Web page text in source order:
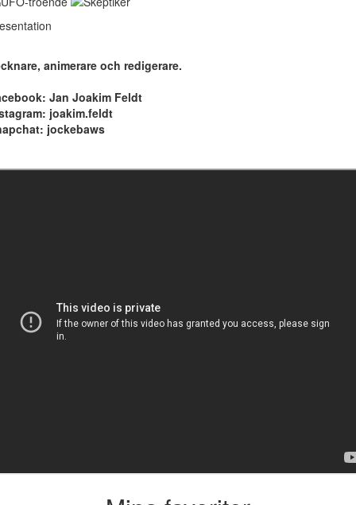
animerare och redigerare.
Jan Joakim Feldt
joakim.feldt
jockebaws